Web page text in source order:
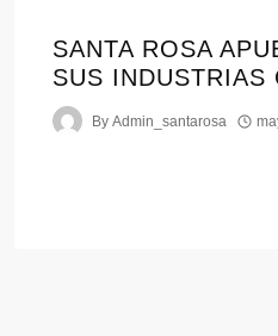
SANTA ROSA
SUS INDUSTRIAS
By Admin_santarosa